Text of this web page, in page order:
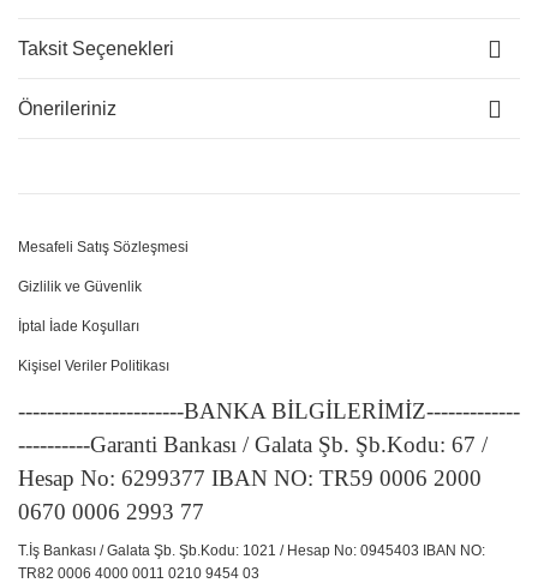
Taksit Seçenekleri
Önerileriniz
Mesafeli Satış Sözleşmesi
Gizlilik ve Güvenlik
İptal İade Koşulları
Kişisel Veriler Politikası
-----------------------BANKA BİLGİLERİMİZ-------------
----------Garanti Bankası / Galata Şb. Şb.Kodu: 67 /
Hesap No: 6299377 IBAN NO: TR59 0006 2000
0670 0006 2993 77
T.İş Bankası / Galata Şb. Şb.Kodu: 1021 / Hesap No: 0945403 IBAN NO:
TR82 0006 4000 0011 0210 9454 03